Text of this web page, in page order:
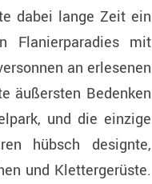
dabei lange Zeit ein
Flanierparadies mit
an erlesenen
äußersten Bedenken
und die einzige
hübsch designte,
und Klettergerüste.